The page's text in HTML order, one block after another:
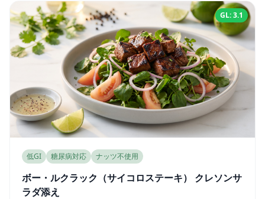
GL: 3.1
低GI 糖尿病対応 ナッツ不使用
ボー・ルクラック（サイコロステーキ） クレソンサ
ラダ添え